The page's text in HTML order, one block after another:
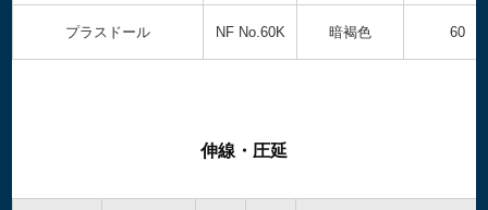
プラスドール NF No.60K 暗褐色 60
伸線・圧延